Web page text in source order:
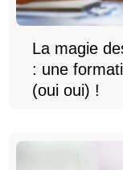
La magie
: une
(oui oui) !